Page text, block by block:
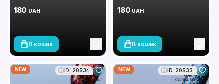
180 UAH
В кошик
180 UAH
В кошик
NEW ID: 20534 NEW ID: 20533